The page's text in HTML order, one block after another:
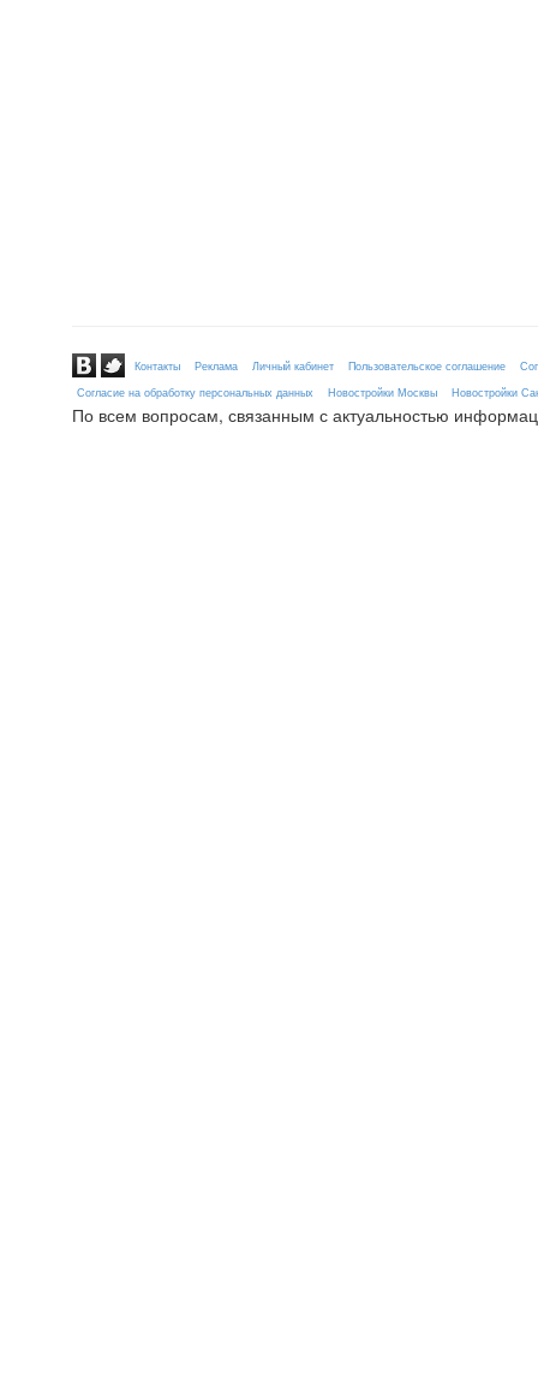
Контакты Реклама Личный кабинет Пользовательское соглашение
Согласие на обработку персональных данных
Новостройки Москвы Новостройки
По всем вопросам, связанным с актуальностью